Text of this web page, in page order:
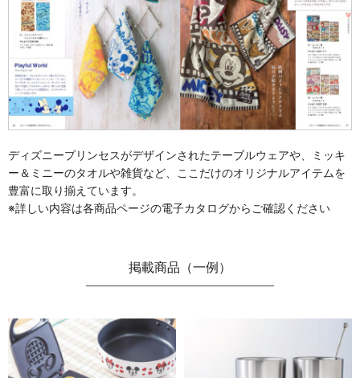
ディズニープリンセスがデザインされたテーブルウェアや、ミッキ
ー＆ミニーのタオルや雑貨など、ここだけのオリジナルアイテムを
豊富に取り揃えています。
※詳しい内容は各商品ページの電子カタログからご確認ください
掲載商品（一例）